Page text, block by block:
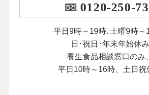
0120-250-
平日9時～19時､土曜9時～
日･祝日･年末年始休み
養生食品相談窓口のみ、
平日10時～16時、土日祝